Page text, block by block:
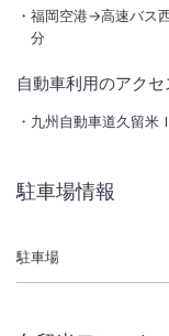
街明治通りに位置し
駅徒歩5分
福岡空港→高速バス
分
自動車利用のアクセ
九州自動車道久留米
駐車場情報
駐車場